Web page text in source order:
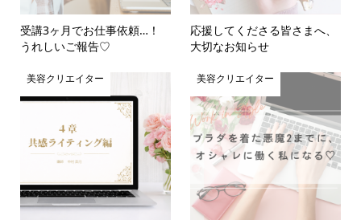
受講3ヶ月でお仕事依頼…！
うれしいご報告♡
応援してくださる皆さまへ、
大切なお知らせ
美容クリエイター 美容クリエイター